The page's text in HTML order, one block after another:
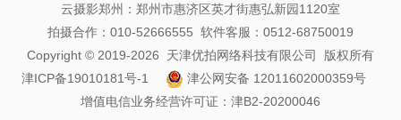
云摄影郑州：郑州市惠济区英才街惠弘新园1120室
拍摄合作：010-52666555 软件客服：0512-68750019
Copyright © 2019-2026 天津优拍网络科技有限公司 版权所有
津ICP备19010181号-1
津公网安备 12011602000359号
增值电信业务经营许可证：津B2-20200046